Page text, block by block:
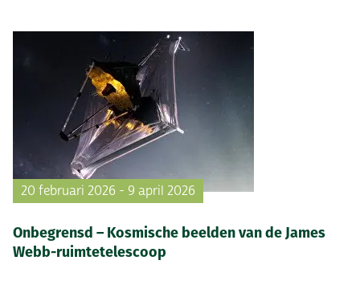
20 februari 2026 - 9 april 2026
Onbegrensd – Kosmische beelden van de James
Webb-ruimtetelescoop